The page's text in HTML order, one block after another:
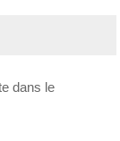
dans le